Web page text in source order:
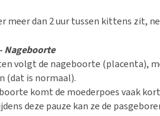
meer dan 2 uur tussen kittens zit,
Nageboorte
volgt de nageboorte (placenta),
(dat is normaal).
komt de moederpoes vaak
deze pauze kan ze de